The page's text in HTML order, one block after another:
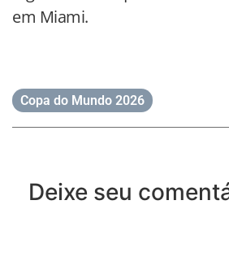
em Miami.
Copa do Mundo 2026
Deixe seu